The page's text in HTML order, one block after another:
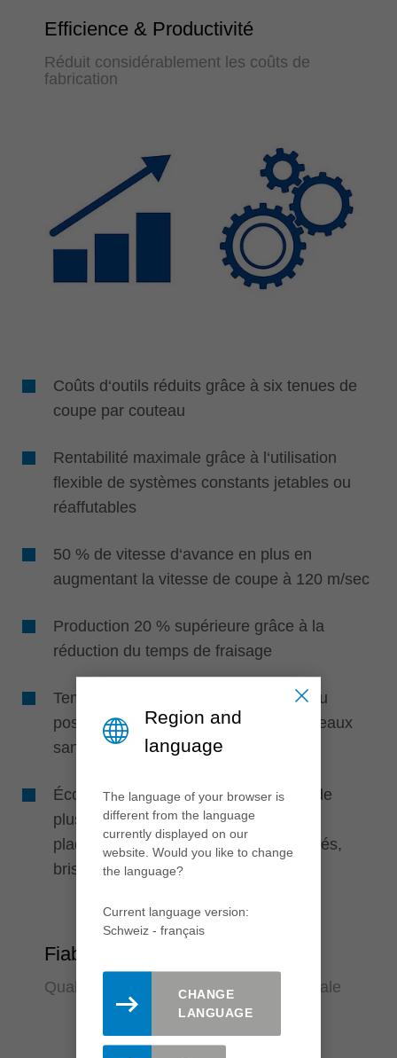
Efficience & Productivité
Réduit considérablement les coûts de
fabrication
Coûts d‘outils réduits grâce à six tenues de
coupe par couteau
Rentabilité maximale grâce à l‘utilisation
flexible de systèmes constants jetables ou
réaffutables
50 % de vitesse d‘avance en plus en
augmentant la vitesse de coupe à 120 m/sec
Production 20 % supérieure grâce à la
réduction du temps de fraisage
Temps de réglage plus courts grâce au
positionnement automatique des couteaux
sans aides au réglage
Économique grâce à la combinaison de
plusieurs types de couteaux tels que
plaquettes réversibles, couteaux profilés,
brises-arêtes, araseurs, etc.
Fiabilité
Qualité constante et convivialité maximale
Region and
language
The language of your browser is
different from the language
currently displayed on our
website. Would you like to change
the language?
Current language version:
Schweiz - français
CHANGE
LANGUAGE